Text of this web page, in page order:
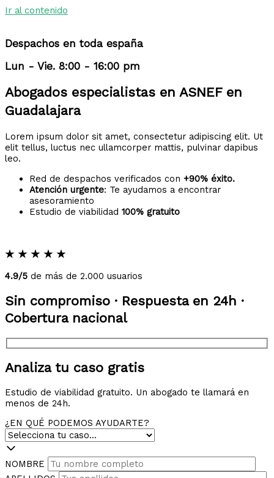
Ir al contenido
Despachos en toda españa
Lun - Vie. 8:00 - 16:00 pm
Abogados especialistas en ASNEF en
Guadalajara
Lorem ipsum dolor sit amet, consectetur adipiscing elit. Ut
elit tellus, luctus nec ullamcorper mattis, pulvinar dapibus
leo.
Red de despachos verificados con +90% éxito.
Atención urgente: Te ayudamos a encontrar
asesoramiento
Estudio de viabilidad 100% gratuito
★ ★ ★ ★ ★
4.9/5 de más de 2.000 usuarios
Sin compromiso · Respuesta en 24h ·
Cobertura nacional
Analiza tu caso gratis
Estudio de viabilidad gratuito. Un abogado te llamará en
menos de 24h.
¿EN QUÉ PODEMOS AYUDARTE?
NOMBRE